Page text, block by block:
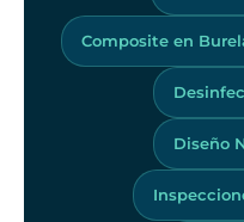
Composite en
Diseño